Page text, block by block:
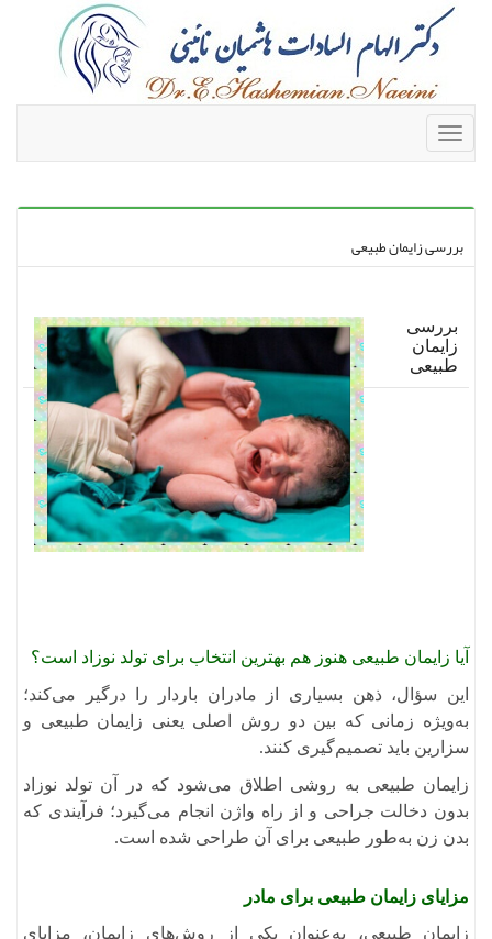
Toggle
navigation
بررسی زایمان طبیعی
بررسی
زایمان
طبیعی
آیا زایمان طبیعی هنوز هم بهترین انتخاب برای تولد نوزاد است؟
این سؤال، ذهن بسیاری از مادران باردار را درگیر می‌کند؛
به‌ویژه زمانی که بین دو روش اصلی یعنی زایمان طبیعی و
سزارین باید تصمیم‌گیری کنند.
زایمان طبیعی به روشی اطلاق می‌شود که در آن تولد نوزاد
بدون دخالت جراحی و از راه واژن انجام می‌گیرد؛ فرآیندی که
بدن زن به‌طور طبیعی برای آن طراحی شده است.
مزایای زایمان طبیعی برای مادر
​زایمان طبیعی، به‌عنوان یکی از روش‌های زایمان، مزایای